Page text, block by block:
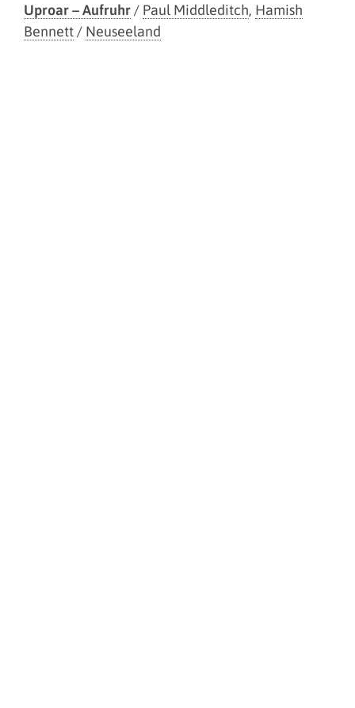
Uproar – Aufruhr/ Paul Middleditch, Hamish
Bennett/ Neuseeland